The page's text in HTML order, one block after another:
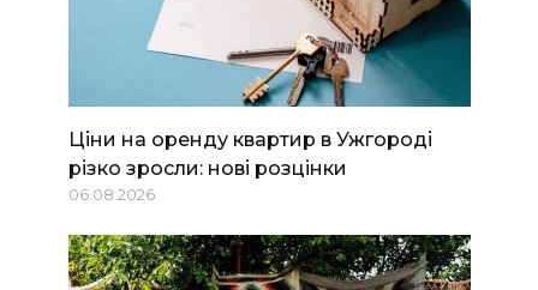
Ціни на оренду квартир в Ужгороді
різко зросли: нові розцінки
06.08.2026